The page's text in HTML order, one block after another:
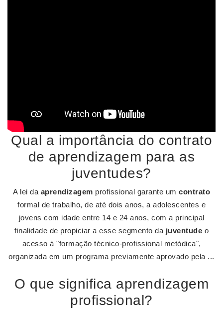
Qual a importância do contrato
de aprendizagem para as
juventudes?
A lei da aprendizagem profissional garante um contrato
formal de trabalho, de até dois anos, a adolescentes e
jovens com idade entre 14 e 24 anos, com a principal
finalidade de propiciar a esse segmento da juventude o
acesso à "formação técnico-profissional metódica",
organizada em um programa previamente aprovado pela ...
O que significa aprendizagem
profissional?